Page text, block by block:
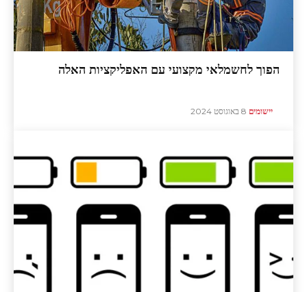
הפוך לחשמלאי מקצועי עם האפליקציות האלה
יישומים 8 באוגוסט 2024